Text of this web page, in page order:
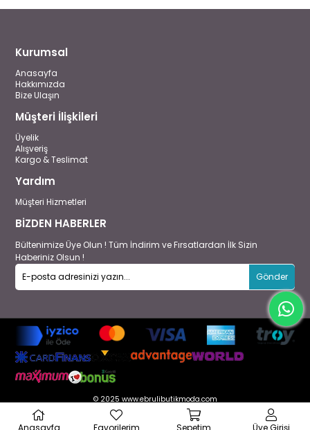
Kurumsal
Anasayfa
Hakkımızda
Bize Ulaşın
Müşteri İlişkileri
Üyelik
Alışveriş
Kargo & Teslimat
Yardım
Müşteri Hizmetleri
BİZDEN HABERLER
Bültenimize Üye Olun ! Tüm İndirim ve Fırsatlardan İlk Sizin
Haberiniz Olsun !
Gönder
© 2025 www.ebrulibutikmoda.com
Anasayfa Favorilerim Sepetim Üye Girişi